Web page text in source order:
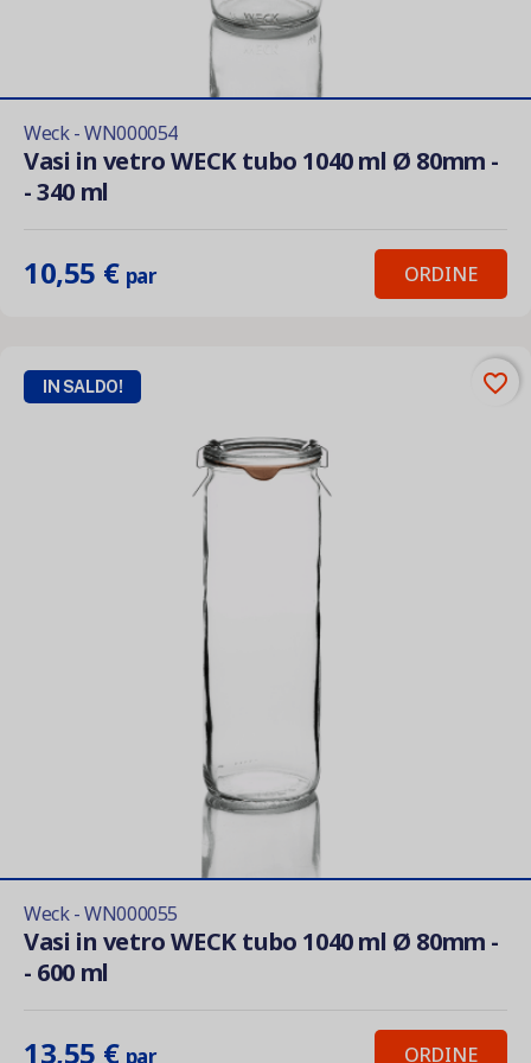
Weck - WN000054
Vasi in vetro WECK tubo 1040 ml Ø 80mm -
- 340 ml
10,55 € par ORDINE
Weck - WN000055
Vasi in vetro WECK tubo 1040 ml Ø 80mm -
- 600 ml
13,55 € par ORDINE
IN SALDO! favorite_border